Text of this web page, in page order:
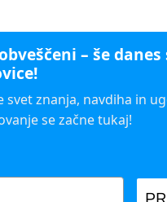
– še
svet znanja, navdiha in
se začne tukaj!